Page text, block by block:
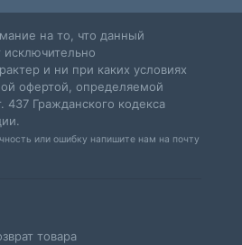
на то, что данный
исключительно
и ни при каких условиях
офертой, определяемой
Гражданского кодекса
или ошибку напишите нам на почту
товара